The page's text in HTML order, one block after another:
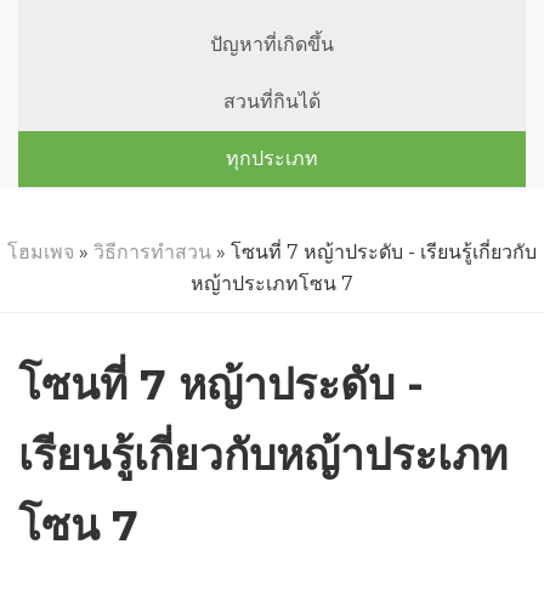
ปัญหาที่เกิดขึ้น
สวนที่กินได้
ทุกประเภท
โฮมเพจ » วิธีการทำสวน » โซนที่ 7 หญ้าประดับ - เรียนรู้เกี่ยวกับ
หญ้าประเภทโซน 7
โซนที่ 7 หญ้าประดับ -
เรียนรู้เกี่ยวกับหญ้าประเภท
โซน 7